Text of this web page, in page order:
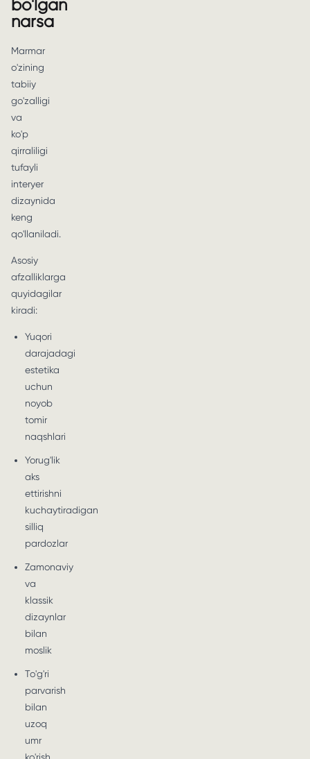
bo'lgan
narsa
Marmar
o'zining
tabiiy
go'zalligi
va
ko'p
qirraliligi
tufayli
interyer
dizaynida
keng
qo'llaniladi.
Asosiy
afzalliklarga
quyidagilar
kiradi:
Yuqori
darajadagi
estetika
uchun
noyob
tomir
naqshlari
Yorug'lik
aks
ettirishni
kuchaytiradigan
silliq
pardozlar
Zamonaviy
va
klassik
dizaynlar
bilan
moslik
To'g'ri
parvarish
bilan
uzoq
umr